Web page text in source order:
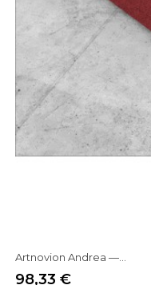
Artnovion Andrea —...
98,33 €